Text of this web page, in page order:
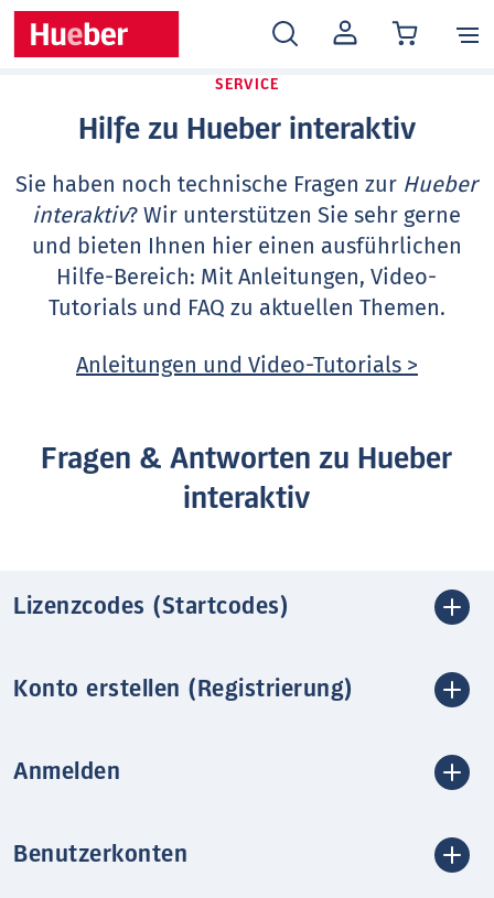
MEIN
KONTO
SERVICE
Hilfe zu Hueber interaktiv
Sie haben noch technische Fragen zur Hueber
interaktiv? Wir unterstützen Sie sehr gerne
und bieten Ihnen hier einen ausführlichen
Hilfe-Bereich: Mit Anleitungen, Video-
Tutorials und FAQ zu aktuellen Themen.
Anleitungen und Video-Tutorials >
Fragen & Antworten zu Hueber
interaktiv
Lizenzcodes (Startcodes)
Konto erstellen (Registrierung)
Anmelden
Benutzerkonten